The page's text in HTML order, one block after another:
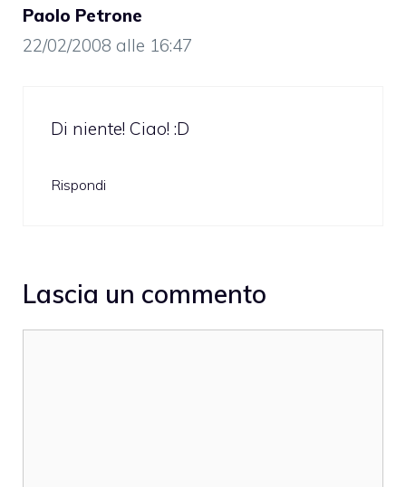
Paolo Petrone
22/02/2008 alle 16:47
Di niente! Ciao! :D
Rispondi
Lascia un commento